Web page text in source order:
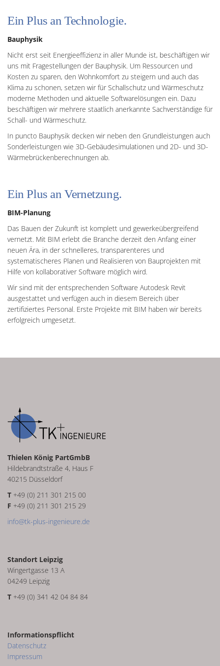
Ein Plus an Technologie.
Bauphysik
Nicht erst seit Energieeffizienz in aller Munde ist, beschäftigen wir
uns mit Fragestellungen der Bauphysik. Um Ressourcen und
Kosten zu sparen, den Wohnkomfort zu steigern und auch das
Klima zu schonen, setzen wir für Schallschutz und Wärmeschutz
moderne Methoden und aktuelle Softwarelösungen ein. Dazu
beschäftigen wir mehrere staatlich anerkannte Sachverständige für
Schall- und Wärmeschutz.
In puncto Bauphysik decken wir neben den Grundleistungen auch
Sonderleistungen wie 3D-Gebäudesimulationen und 2D- und 3D-
Wärmebrückenberechnungen ab.
Ein Plus an Vernetzung.
BIM-Planung
Das Bauen der Zukunft ist komplett und gewerkeübergreifend
vernetzt. Mit BIM erlebt die Branche derzeit den Anfang einer
neuen Ära, in der schnelleres, transparenteres und
systematischeres Planen und Realisieren von Bauprojekten mit
Hilfe von kollaborativer Software möglich wird.
Wir sind mit der entsprechenden Software Autodesk Revit
ausgestattet und verfügen auch in diesem Bereich über
zertifiziertes Personal. Erste Projekte mit BIM haben wir bereits
erfolgreich umgesetzt.
Thielen König PartGmbB
Hildebrandtstraße 4, Haus F
40215 Düsseldorf
T +49 (0) 211 301 215 00
F +49 (0) 211 301 215 29
info@tk-plus-ingenieure.de
Standort Leipzig
Wingertgasse 13 A
04249 Leipzig
T +49 (0) 341 42 04 84 84
Informationspflicht
Datenschutz
Impressum